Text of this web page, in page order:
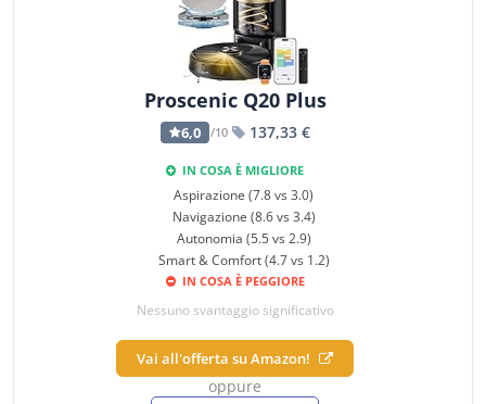
Proscenic Q20 Plus
6,0 /10 137,33 €
IN COSA È MIGLIORE
Aspirazione (7.8 vs 3.0)
Navigazione (8.6 vs 3.4)
Autonomia (5.5 vs 2.9)
Smart & Comfort (4.7 vs 1.2)
IN COSA È PEGGIORE
Nessuno svantaggio significativo
Vai all'offerta su Amazon!
oppure